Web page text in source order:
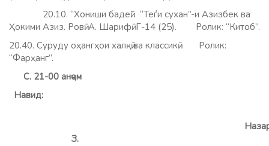
20.10. “Хониши бадеӣ”. “Теѓи сухан”-и Азизбек ва
Ҳокими Азиз. Ровӣ: А. Шарифӣ. Г-14 (25).
Ролик: “Китоб”.
20.40. Суруду оҳангҳои халқӣ ва классикӣ. Ролик:
“Фарҳанг”.
С. 21-00 анҷом
Навид:
З.